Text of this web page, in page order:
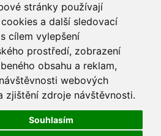
stránky používají
a další sledovací
cílem vylepšení
prostředí, zobrazení
obsahu a reklam,
webových
zjištění zdroje návštěvnosti.
Souhlasím
ODKAZY
LÉKAŘE
VEŘEJNOST